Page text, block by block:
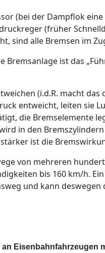
(bei der Dampflok
(früher
sind alle Bremsen im
Bremsanlage ist das
(i.d.R. macht
entweicht, leiten
die Bremselemente
in den
ist die
von mehreren
bis 160 km/h.
und kann
Eisenbahnfahrzeugen